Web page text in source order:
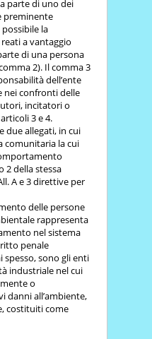
parte di uno dei
preminente
la
a vantaggio
di una persona
2). Il comma 3
dell’ente
nei confronti delle
incitatori o
3 e 4.
due allegati, in cui
comunitaria la cui
2 della stessa
A e 3 direttive per
delle persone
rappresenta
nel sistema
penale
spesso, sono gli enti
industriale nel cui
o
danni all’ambiente,
costituiti come